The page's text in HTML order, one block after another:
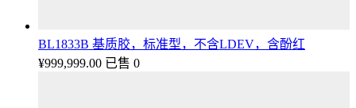
BL1833B 基质胶，标准型，不含LDEV，含酚红
¥999,999.00 已售 0